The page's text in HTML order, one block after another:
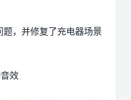
，并修复了充电器场景
效